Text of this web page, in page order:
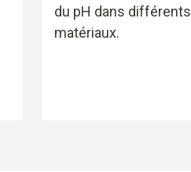
du pH dans différents
matériaux.